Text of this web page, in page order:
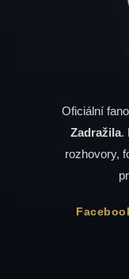
Oficiální
Zadražila.
rozhovory,